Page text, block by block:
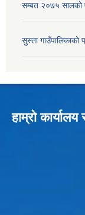
सम्बत २०७५ सालको
सुस्ता गाउँपालिकाको
हाम्रो